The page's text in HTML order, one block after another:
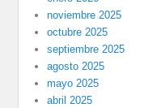
noviembre 2025
octubre 2025
septiembre 2025
agosto 2025
mayo 2025
abril 2025